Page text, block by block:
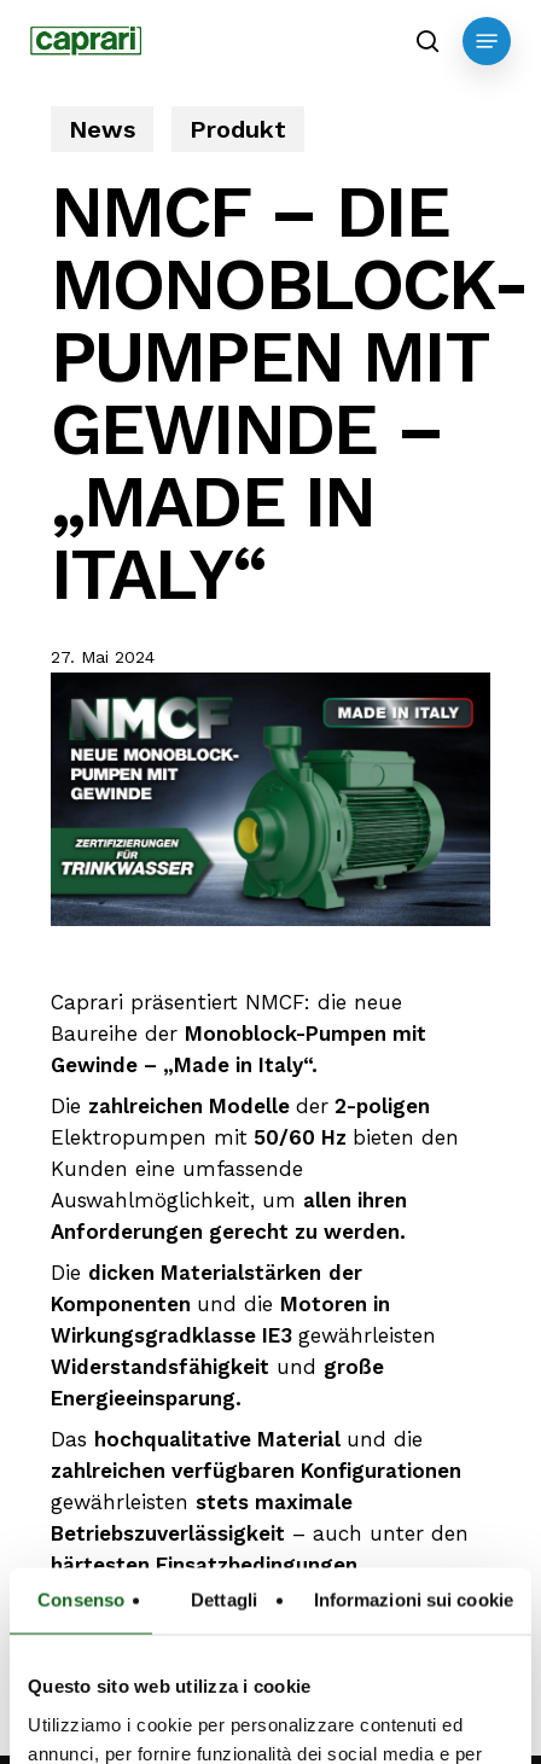
Consenso Dettagli Informazioni sui cookie
Questo sito web utilizza i cookie
Utilizziamo i cookie per personalizzare contenuti ed
annunci, per fornire funzionalità dei social media e per
search
Menu
News Produkt
NMCF – DIE
MONOBLOCK-
PUMPEN MIT
GEWINDE –
„MADE IN
ITALY“
27. Mai 2024
Caprari präsentiert NMCF: die neue
Baureihe der Monoblock-Pumpen mit
Gewinde – „Made in Italy“.
Die zahlreichen Modelle der2-poligen
Elektropumpen mit50/60 Hz bieten den
Kunden eine umfassende
Auswahlmöglichkeit, um allen ihren
Anforderungen gerecht zu werden.
Die dicken Materialstärken der
Komponenten und die Motoren in
Wirkungsgradklasse IE3 gewährleisten
Widerstandsfähigkeit und große
Energieeinsparung.
Das hochqualitative Material und die
zahlreichen verfügbaren Konfigurationen
gewährleisten stets maximale
Betriebszuverlässigkeit – auch unter den
härtesten Einsatzbedingungen.